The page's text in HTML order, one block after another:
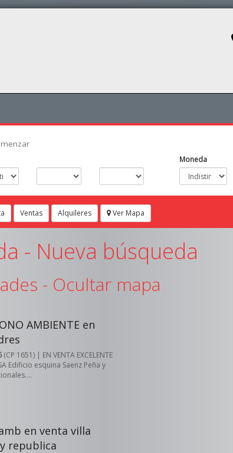
Moneda
Ventas Alquileres Ver Mapa
- Nueva búsqueda
- Ocultar mapa
AMBIENTE en
(CP 1651) | EN VENTA EXCELENTE
Edificio esquina Saenz Peña y
en venta villa
republica